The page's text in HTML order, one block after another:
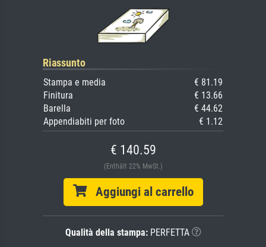
Riassunto
Stampa e media
€ 81.19
Finitura
€ 13.66
Barella
€ 44.62
Appendiabiti per foto
€ 1.12
€ 140.59
(Enthält 22% MwSt.)
Aggiungi al carrello
Qualità della stampa:PERFETTA